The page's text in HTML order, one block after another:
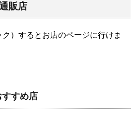
販店
）するとお店のページに行けま
すめ店